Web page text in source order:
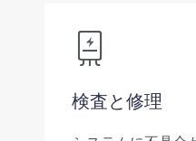
検査と修理